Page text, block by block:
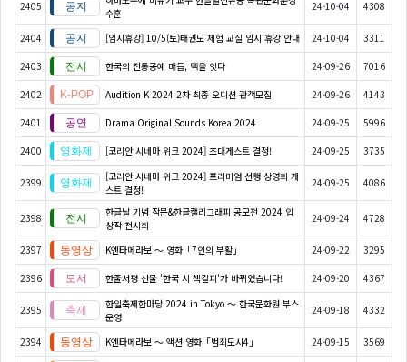
2405
수훈
24-10-04 4308
2404 [임시휴강] 10/5(토)태권도 체험 교실 임시 휴강 안내 24-10-04 3311
2403 한국의 전통공예 매듭, 맥을 잇다 24-09-26 7016
2402 Audition K 2024 2차 최종 오디션 관객모집 24-09-26 4143
2401 Drama Original Sounds Korea 2024 24-09-25 5996
2400 [코리안 시네마 위크 2024] 초대게스트 결정! 24-09-25 3735
2399
[코리안 시네마 위크 2024] 프리미엄 선행 상영회 게
스트 결정!
24-09-25 4086
2398
한글날 기념 작문&한글캘리그래피 공모전 2024 입
상작 전시회
24-09-24 4728
2397 K엔타메라보 ～ 영화「7인의 부활」 24-09-22 3295
2396 한줄서평 선물 '한국 시 책갈피'가 바뀌었습니다! 24-09-20 4367
2395
한일축제한마당 2024 in Tokyo 〜 한국문화원 부스
운영
24-09-18 4332
2394 K엔타메라보 ～ 액션 영화「범죄도시4」 24-09-15 3569